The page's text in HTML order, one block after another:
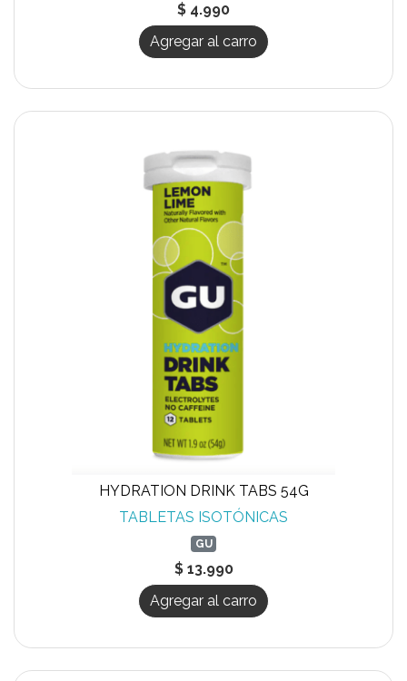
$ 4.990
Agregar al carro
HYDRATION DRINK TABS 54G
TABLETAS ISOTÓNICAS
GU
$ 13.990
Agregar al carro